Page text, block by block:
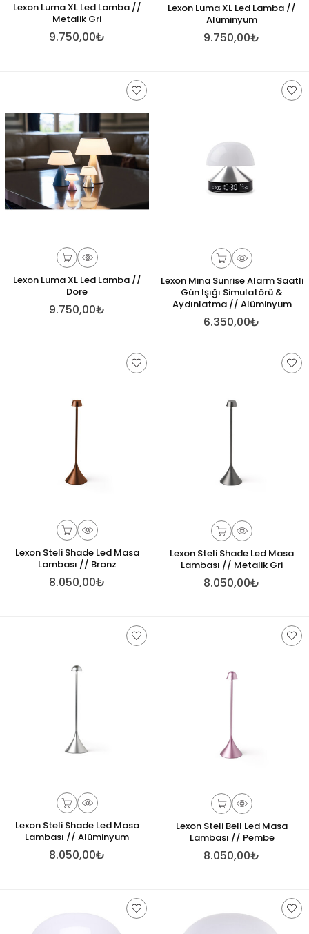
Lexon Luma XL Led Lamba //
Metalik Gri
9.750,00₺
Lexon Luma XL Led Lamba //
Alüminyum
9.750,00₺
Lexon Luma XL Led Lamba //
Dore
9.750,00₺
Lexon Mina Sunrise Alarm Saatli
Gün Işığı Simulatörü &
Aydınlatma // Alüminyum
6.350,00₺
Lexon Steli Shade Led Masa
Lambası // Bronz
8.050,00₺
Lexon Steli Shade Led Masa
Lambası // Metalik Gri
8.050,00₺
Lexon Steli Shade Led Masa
Lambası // Alüminyum
8.050,00₺
Lexon Steli Bell Led Masa
Lambası // Pembe
8.050,00₺